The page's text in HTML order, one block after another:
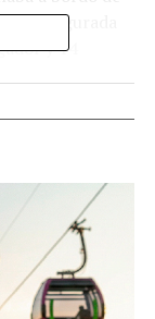
asegurada
y 14
fueron
la
de prisión
acuerdo con
presume